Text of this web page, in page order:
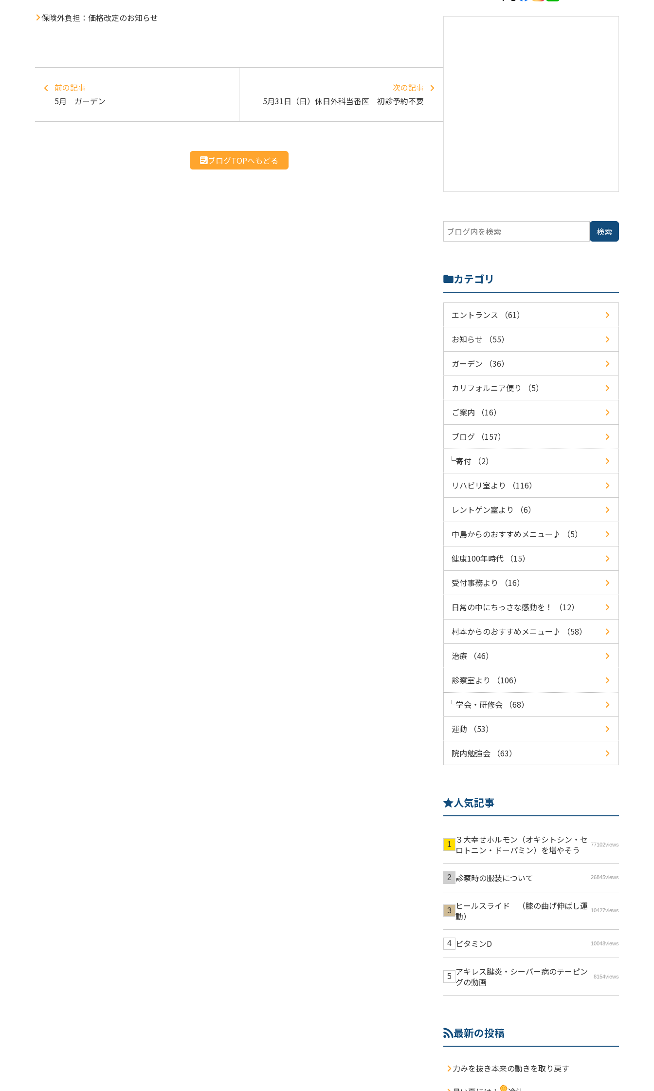
保険外負担：価格改定のお知らせ
前の記事
5月 ガーデン
次の記事
5月31日（日）休日外科当番医 初診予約不要
ブログTOPへもどる
カテゴリ
エントランス （61）
お知らせ （55）
ガーデン （36）
カリフォルニア便り （5）
ご案内 （16）
ブログ （157）
寄付 （2）
リハビリ室より （116）
レントゲン室より （6）
中島からのおすすめメニュー♪ （5）
健康100年時代 （15）
受付事務より （16）
日常の中にちっさな感動を！ （12）
村本からのおすすめメニュー♪ （58）
治療 （46）
診察室より （106）
学会・研修会 （68）
運動 （53）
院内勉強会 （63）
人気記事
３大幸せホルモン（オキシトシン・セ
ロトニン・ドーパミン）を増やそう
77102views
診察時の服装について 26845views
ヒールスライド （膝の曲げ伸ばし運
動）
10427views
ビタミンD 10048views
アキレス腱炎・シーバー病のテーピン
グの動画
8154views
最新の投稿
力みを抜き本来の動きを取り戻す